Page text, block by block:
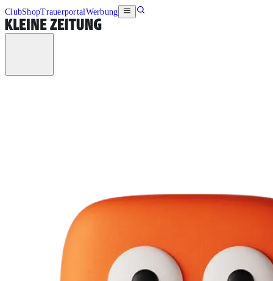
ClubShopTrauerportalWerbung